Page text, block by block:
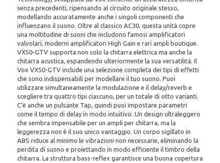
senza precedenti, ripensando al circuito originale stesso,
modellando accuratamente anche i singoli componenti che
influenzano il suono. Oltre al classico AC30, questa unità copre
una moltitudine di suoni che includono famosi amplificatori
valvolari, moderni amplificatori High Gain e rari ampli boutique.
VX50-GTV supporta non solo la chitarra elettrica ma anche la
chitarra acustica, espandendo ulteriormente la sua versatilità. Il
Vox VX50-GTV include una selezione completa dei tipi di effetti
che sono indispensabili per modellare il tuo suono. Puoi
utilizzare simultaneamente la modulazione e il delay/reverb e
scegliere tra quattro tipi ciascuno, per un totale di otto varianti.
C'è anche un pulsante Tap, quindi puoi impostare parametri
come il tempo di delay in modo intuitivo. Un design ultraleggero
che sembra impensabile per un ampli per chitarra, ma la
leggerezza non è il suo unico vantaggio. Un corpo sigillato in
ABS riduce al minimo le vibrazioni non necessarie, eliminando la
perdita di suono e proiettando in modo efficiente il timbro della
chitarra. La struttura bass-reflex garantisce una buona copertura